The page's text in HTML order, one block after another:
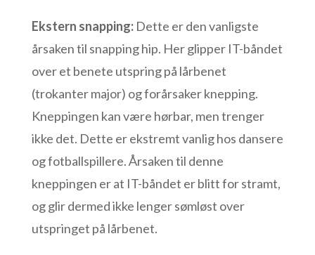
Ekstern snapping: Dette er den vanligste
årsaken til snapping hip. Her glipper IT-båndet
over et benete utspring på lårbenet
(trokanter major) og forårsaker knepping.
Kneppingen kan være hørbar, men trenger
ikke det. Dette er ekstremt vanlig hos dansere
og fotballspillere. Årsaken til denne
kneppingen er at IT-båndet er blitt for stramt,
og glir dermed ikke lenger sømløst over
utspringet på lårbenet.